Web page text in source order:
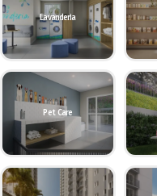
Lavanderia
Pet Care